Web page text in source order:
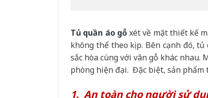
Tủ quần áo gỗxét về mặt thiết kế
không thể theo kịp. Bên cạnh đó,
sắc hòa cùng với vân gỗ khác nhau.
phòng hiện đại. Đặc biệt, sản phẩm
1. An toàn cho người sử